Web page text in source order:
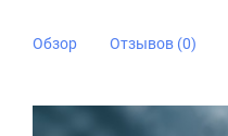
Обзор Отзывов (0)